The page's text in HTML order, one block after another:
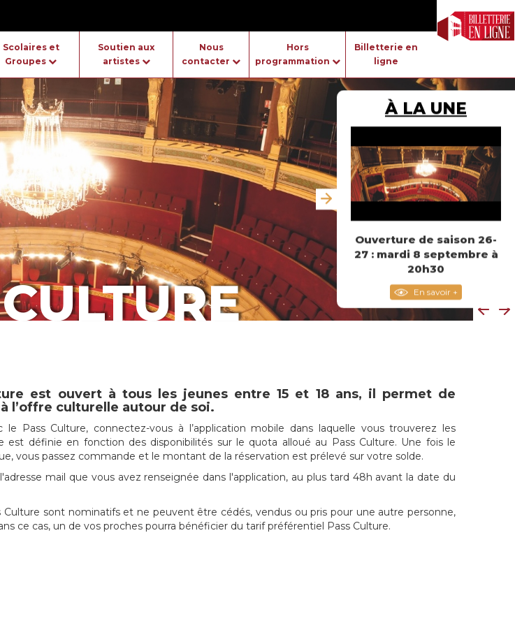
Scolaires et
Groupes
Soutien aux
artistes
Nous
contacter
Hors
programmation
Billetterie en
ligne
À LA UNE
Ouverture de saison 26-
27 : mardi 8 septembre à
20h30
En savoir +
est ouvert à tous les jeunes entre 15 et 18 ans, il permet de
l’offre culturelle autour de soi.
Pass Culture, connectez-vous à l’application mobile dans laquelle vous trouverez les
est définie en fonction des disponibilités sur le quota alloué au Pass Culture. Une fois le
vous passez commande et le montant de la réservation est prélevé sur votre solde.
mail que vous avez renseignée dans l'application, au plus tard 48h avant la date du
Culture sont nominatifs et ne peuvent être cédés, vendus ou pris pour une autre personne,
ce cas, un de vos proches pourra bénéficier du tarif préférentiel Pass Culture.